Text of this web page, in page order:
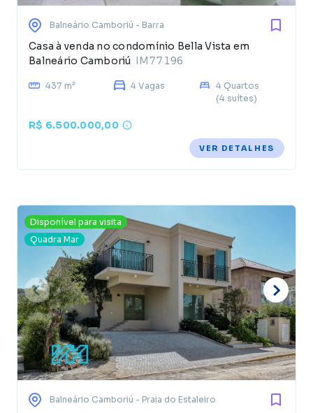
Balneário Camboriú - Barra
Casa à venda no condomínio Bella Vista em
Balneário Camboriú IM77196
437 m² 4 Vagas
4 Quartos
(4 suítes)
R$ 6.500.000,00
VER DETALHES
Disponível para visita
Quadra Mar
Balneário Camboriú - Praia do Estaleiro